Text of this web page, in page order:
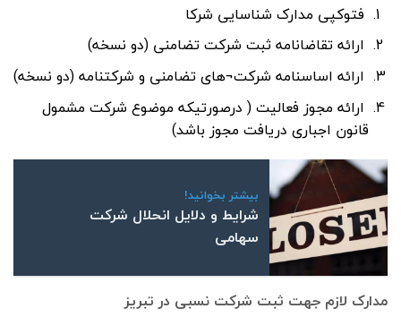
فتوکپی مدارک شناسایی شرکا
ارائه تقاضانامه ثبت شرکت تضامنی (دو نسخه)
ارائه اساسنامه شرکت¬های تضامنی و شرکتنامه (دو نسخه)
ارائه مجوز فعالیت ( درصورتیکه موضوع شرکت مشمول
قانون اجباری دریافت مجوز باشد)
بیشتر بخوانید!
شرایط و دلایل انحلال شرکت
سهامی
مدارک لازم جهت ثبت شرکت نسبی در تبریز